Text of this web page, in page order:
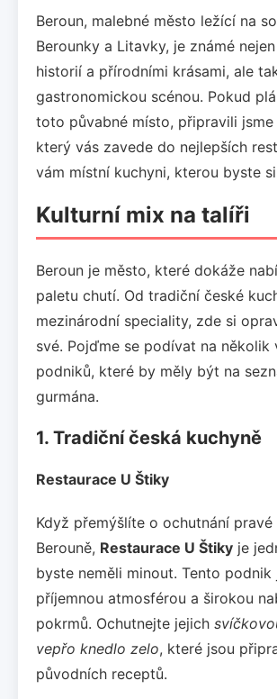
Beroun, malebné město ležící na
Berounky a Litavky, je známé
historií a přírodními krásami, ale
gastronomickou scénou. Pokud
toto půvabné místo, připravili
který vás zavede do nejlepších
vám místní kuchyni, kterou byste
Kulturní mix na talíři
Beroun je město, které dokáže
paletu chutí. Od tradiční české
mezinárodní speciality, zde si
své. Pojďme se podívat na několik
podniků, které by měly být na
gurmána.
1. Tradiční česká kuchyně
Restaurace U Štiky
Když přemýšlíte o ochutnání
Berouně, Restaurace U Štiky je
byste neměli minout. Tento podnik
příjemnou atmosférou a širokou
pokrmů. Ochutnejte jejich
vepřo knedlo zelo, které jsou
původních receptů.